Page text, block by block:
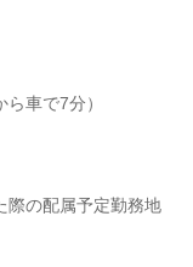
車で7分）
際の配属予定勤務地